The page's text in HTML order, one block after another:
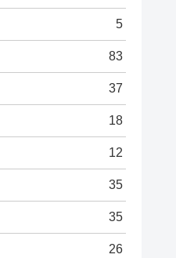
5
83
37
18
12
35
35
26